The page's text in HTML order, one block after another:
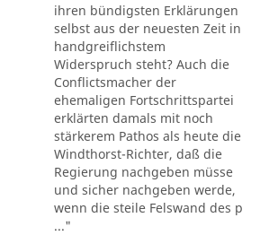
ihren bündigsten Erklärungen
selbst aus der neuesten Zeit in
handgreiflichstem
Widerspruch steht? Auch die
Conflictsmacher der
ehemaligen Fortschrittspartei
erklärten damals mit noch
stärkerem Pathos als heute die
Windthorst-Richter, daß die
Regierung nachgeben müsse
und sicher nachgeben werde,
wenn die steile Felswand des p
..."